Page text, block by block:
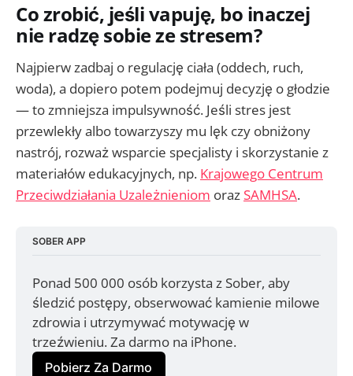
Co zrobić, jeśli vapuję, bo inaczej
nie radzę sobie ze stresem?
Najpierw zadbaj o regulację ciała (oddech, ruch,
woda), a dopiero potem podejmuj decyzję o głodzie
— to zmniejsza impulsywność. Jeśli stres jest
przewlekły albo towarzyszy mu lęk czy obniżony
nastrój, rozważ wsparcie specjalisty i skorzystanie z
materiałów edukacyjnych, np. Krajowego Centrum
Przeciwdziałania Uzależnieniom oraz SAMHSA.
SOBER APP
Ponad 500 000 osób korzysta z Sober, aby
śledzić postępy, obserwować kamienie milowe
zdrowia i utrzymywać motywację w
trzeźwieniu. Za darmo na iPhone.
Pobierz Za Darmo